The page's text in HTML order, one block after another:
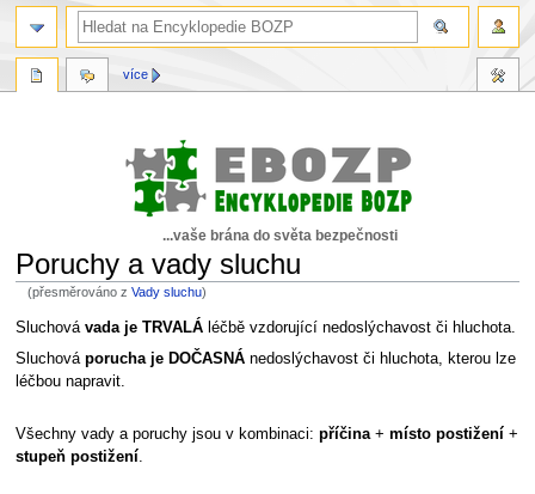
...vaše brána do světa bezpečnosti
Poruchy a vady sluchu
(přesměrováno zVady sluchu)
Skočit
na
navigaci
Skočit
na
vyhledávání
Sluchová vada je TRVALÁléčbě vzdorující nedoslýchavost či hluchota.
Sluchová porucha je DOČASNÁnedoslýchavost či hluchota, kterou lze
léčbou napravit.
Všechny vady a poruchy jsou v kombinaci: příčina+ místo postižení+
stupeň postižení.
více